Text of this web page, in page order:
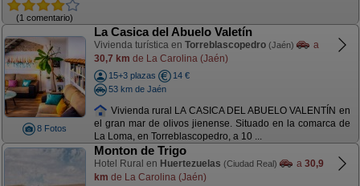
(1 comentario)
8 Fotos
La Casica del Abuelo Valetín
Vivienda turística en Torreblascopedro (Jaén)
a
30,7 km de La Carolina (Jaén)
15+3 plazas
14 €
53 km de Jaén
Vivienda rural LA CASICA DEL ABUELO VALENTÍN en
el gran mar de olivos jienense. Situado en la comarca de
La Loma, en Torreblascopedro, a 10 ...
Monton de Trigo
Hotel Rural en Huertezuelas (Ciudad Real) a 30,9
km de La Carolina (Jaén)